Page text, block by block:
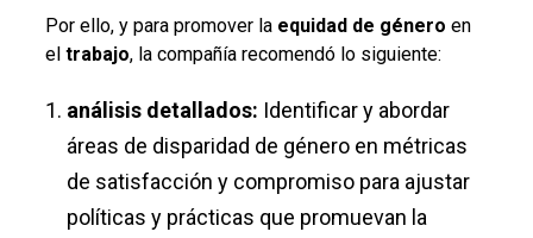
Por ello, y para promover la equidad de género en
el trabajo, la compañía recomendó lo siguiente:
análisis detallados: Identificar y abordar
áreas de disparidad de género en métricas
de satisfacción y compromiso para ajustar
políticas y prácticas que promuevan la